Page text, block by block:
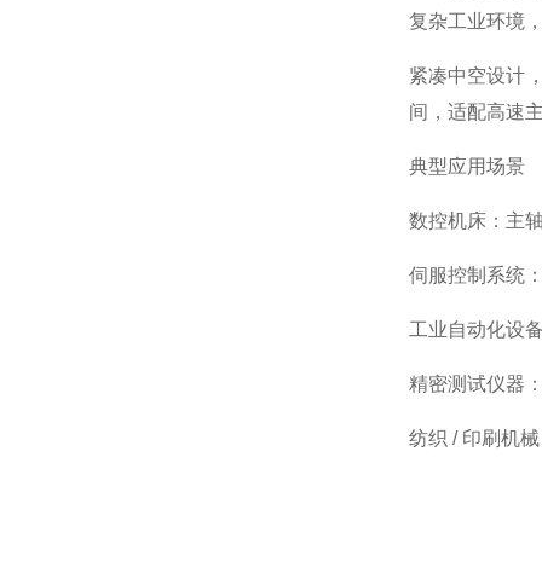
复杂工业环境
紧凑中空设计
间，适配高速
典型应用场景
数控机床：主
伺服控制系统
工业自动化设
精密测试仪器
纺织 / 印刷机